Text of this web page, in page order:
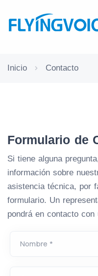
Inicio Contacto
Formulario de
Si tiene alguna
información sobre
asistencia técnica, por
formulario. Un
pondrá en contacto
Nombre *